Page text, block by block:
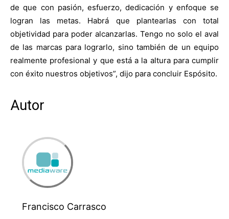
de que con pasión, esfuerzo, dedicación y enfoque se
logran las metas. Habrá que plantearlas con total
objetividad para poder alcanzarlas. Tengo no solo el aval
de las marcas para lograrlo, sino también de un equipo
realmente profesional y que está a la altura para cumplir
con éxito nuestros objetivos”, dijo para concluir Espósito.
Autor
Francisco Carrasco